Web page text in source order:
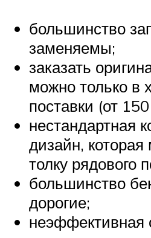
большинство
заменяемы;
заказать
можно только в
поставки (от
нестандартная
дизайн,
толку рядового
большинство
дорогие;
неэффективная